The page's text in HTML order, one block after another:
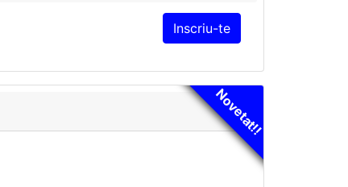
Novetat!!